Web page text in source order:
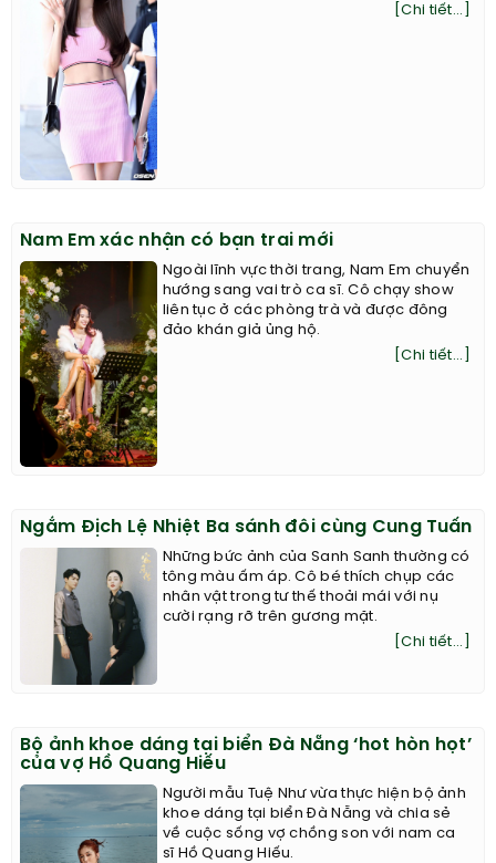
[Chi tiết...]
Nam Em xác nhận có bạn trai mới
Ngoài lĩnh vực thời trang, Nam Em chuyển
hướng sang vai trò ca sĩ. Cô chạy show
liên tục ở các phòng trà và được đông
đảo khán giả ủng hộ.
[Chi tiết...]
Ngắm Địch Lệ Nhiệt Ba sánh đôi cùng Cung Tuấn
Những bức ảnh của Sanh Sanh thường có
tông màu ấm áp. Cô bé thích chụp các
nhân vật trong tư thế thoải mái với nụ
cười rạng rỡ trên gương mặt.
[Chi tiết...]
Bộ ảnh khoe dáng tại biển Đà Nẵng ‘hot hòn họt’
của vợ Hồ Quang Hiếu
Người mẫu Tuệ Như vừa thực hiện bộ ảnh
khoe dáng tại biển Đà Nẵng và chia sẻ
về cuộc sống vợ chồng son với nam ca
sĩ Hồ Quang Hiếu.